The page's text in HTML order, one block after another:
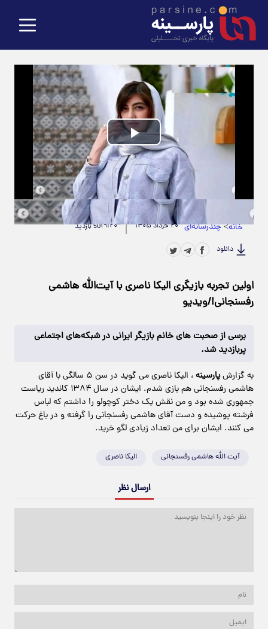
Play
Video
حجم ویدیو: 6.12M | مدت زمان ویدیو: 00:00:51
خانه>چندرسانه‌ای ۲۰ خرداد ۱۴۰۵ ۱۹:۲۰50 بازدید
دانلود
اولین تجربه بازیگری الیکا ناصری با آیت‌الله هاشمی
رفسنجانی!/ویدیو
برسی از صحبت های خانم بازیگر ایرانی در شبکه‌های اجتماعی
پربازدید شد.
به گزارشپارسینه
، الیکا ناصری می گوید در سن ۵ سالگی با آقای
هاشمی رفسنجانی هم بازی شدم. ایشان در سال ۱۳۸۴ کاندید ریاست
جمهوری شده بود و من نقش یک دختر کوچولو را داشتم که لباس
فرشته پوشیده و دست آقای هاشمی رفسنجانی را گرفته و در باغ حرکت
می کنند. ایشان برای من تعداد زیادی لگو خرید.
آیت الله هاشمی رفسنجانی الیکا ناصری
ارسال نظر